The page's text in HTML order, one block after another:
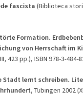
fascista (Biblioteca
Formation.
von Herrschaft im
423 pp.), ISBN 978-3-484-
Stadt lernt schreiben.
, Tübingen 2002